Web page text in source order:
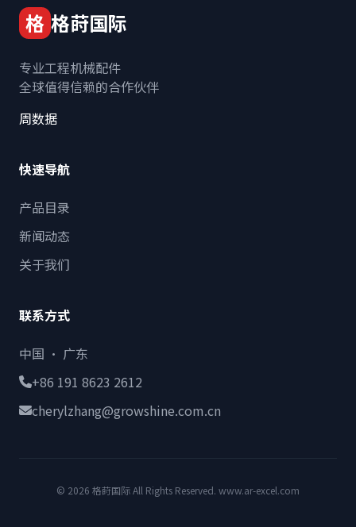
格 格莳国际
专业工程机械配件
全球值得信赖的合作伙伴
周数据
快速导航
产品目录
新闻动态
关于我们
联系方式
中国 · 广东
+86 191 8623 2612
cherylzhang@growshine.com.cn
© 2026 格莳国际 All Rights Reserved. www.ar-excel.com